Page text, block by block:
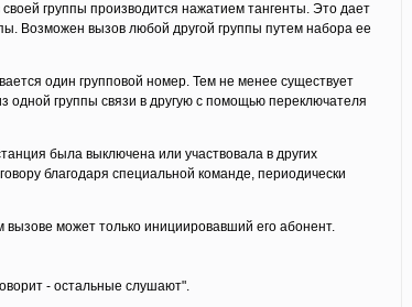
группы производится нажатием тангенты. Это дает
Возможен вызов любой другой группы путем набора ее
один групповой номер. Тем не менее существует
одной группы связи в другую с помощью переключателя
была выключена или участвовала в других
благодаря специальной команде, периодически
вызове может только инициировавший его абонент.
- остальные слушают".